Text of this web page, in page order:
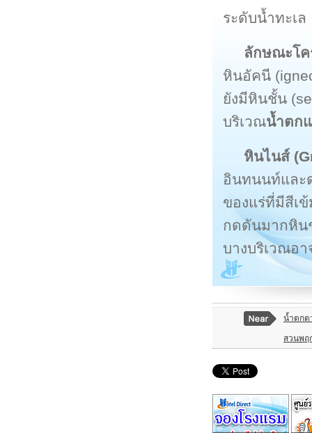
ระดับน้ำทะเล
ลักษณะโค
หินอัคนี
ยังมีหินชั้น
บริเวณน้ำตก
หินไนส์
อินทนนท์และ
ของแร่ที่มีสีเ
กดดันมากหิน
บางบริเวณอ
น้ำตกต
สวนพฤ